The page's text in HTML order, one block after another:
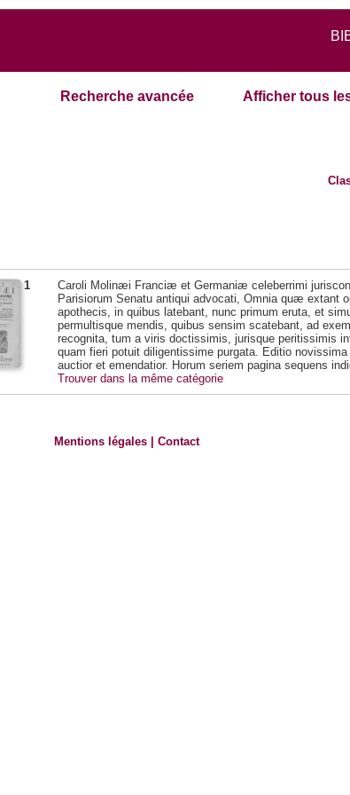
Recherche avancée Afficher tous
1
Caroli Molinæi Franciæ et Germaniæ celeberrimi
Parisiorum Senatu antiqui advocati, Omnia quæ extant
apothecis, in quibus latebant, nunc primum eruta, et
permultisque mendis, quibus sensim scatebant, ad
recognita, tum a viris doctissimis, jurisque peritissimis
quam fieri potuit diligentissime purgata. Editio
auctior et emendatior. Horum seriem pagina sequens
Trouver dans la même catégorie
Mentions légales |Contact